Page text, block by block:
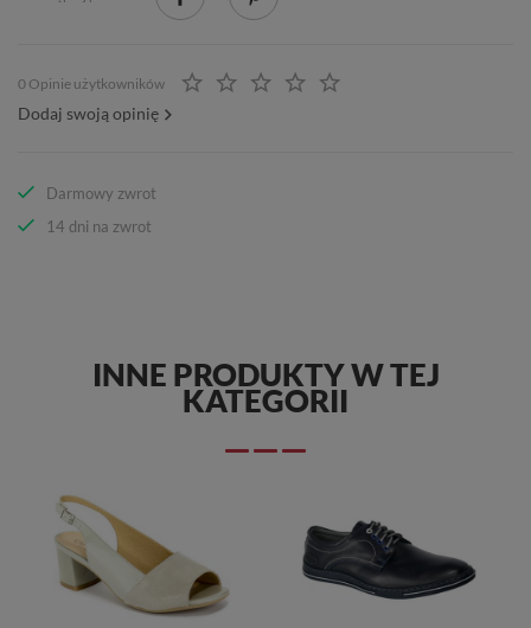
0 Opinie użytkowników
Dodaj swoją opinię
Darmowy zwrot
14 dni na zwrot
INNE PRODUKTY W TEJ
KATEGORII